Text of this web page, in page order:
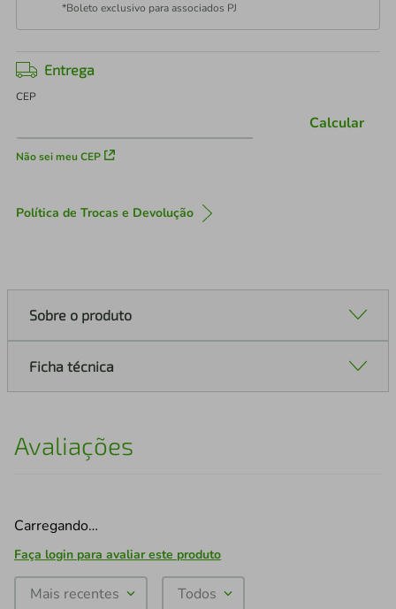
*Boleto exclusivo para associados PJ
Entrega
CEP
Não sei meu CEP
Calcular
Política de Trocas e Devolução
Sobre o produto
Ficha técnica
Avaliações
Carregando…
Faça login para avaliar este produto
Mais recentes Todos